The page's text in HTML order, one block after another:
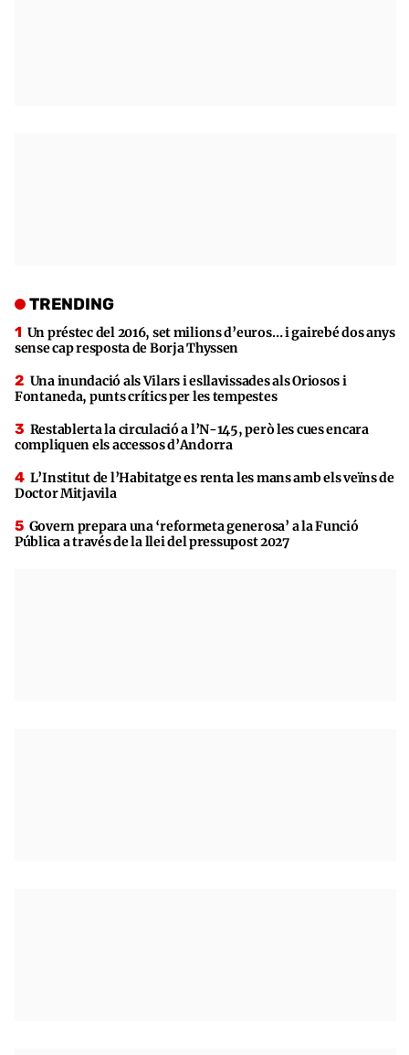
TRENDING
Un préstec del 2016, set milions d’euros… i gairebé dos anys
sense cap resposta de Borja Thyssen
Una inundació als Vilars i esllavissades als Oriosos i
Fontaneda, punts crítics per les tempestes
Restablerta la circulació a l’N-145, però les cues encara
compliquen els accessos d’Andorra
L’Institut de l’Habitatge es renta les mans amb els veïns de
Doctor Mitjavila
Govern prepara una ‘reformeta generosa’ a la Funció
Pública a través de la llei del pressupost 2027